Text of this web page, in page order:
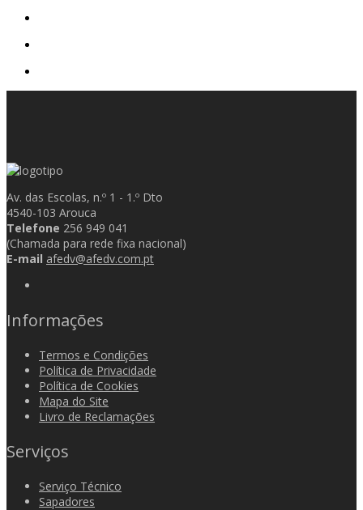
Av. das Escolas, n.º 1 - 1.º Dto
4540-103 Arouca
Telefone 256 949 041
(Chamada para rede fixa nacional)
E-mail afedv@afedv.com.pt
Informações
Termos e Condições
Política de Privacidade
Política de Cookies
Mapa do Site
Livro de Reclamações
Serviços
Serviço Técnico
Sapadores